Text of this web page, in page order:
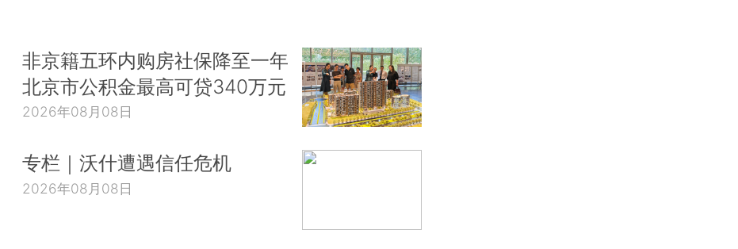
非京籍五环内购房社保降至一年
北京市公积金最高可贷340万元
2026年08月08日
专栏｜沃什遭遇信任危机
2026年08月08日